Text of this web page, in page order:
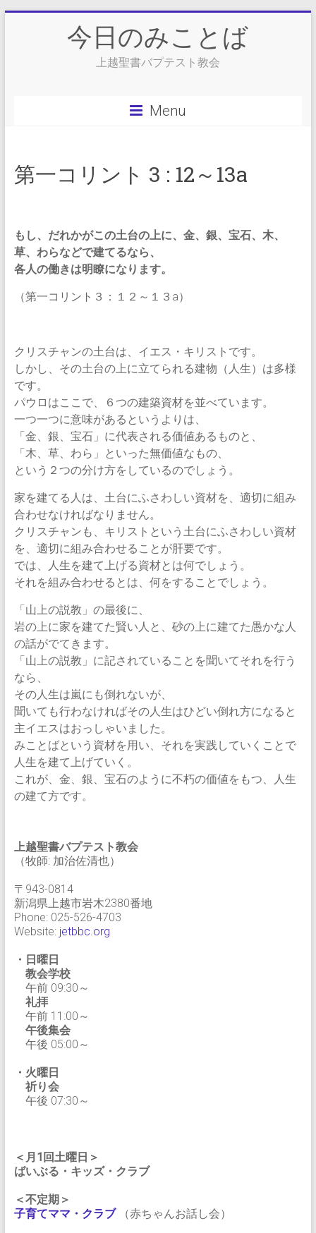
今日のみことば
上越聖書バプテスト教会
Menu
第一コリント 3 : 12～13a
もし、だれかがこの土台の上に、金、銀、宝石、木、
草、わらなどで建てるなら、
各人の働きは明瞭になります。
（第一コリント３：１２～１３a）
クリスチャンの土台は、イエス・キリストです。
しかし、その土台の上に立てられる建物（人生）は多様
です。
パウロはここで、６つの建築資材を並べています。
一つ一つに意味があるというよりは、
「金、銀、宝石」に代表される価値あるものと、
「木、草、わら」といった無価値なもの、
という２つの分け方をしているのでしょう。
家を建てる人は、土台にふさわしい資材を、適切に組み
合わせなければなりません。
クリスチャンも、キリストという土台にふさわしい資材
を、適切に組み合わせることが肝要です。
では、人生を建て上げる資材とは何でしょう。
それを組み合わせるとは、何をすることでしょう。
「山上の説教」の最後に、
岩の上に家を建てた賢い人と、砂の上に建てた愚かな人
の話がでてきます。
「山上の説教」に記されていることを聞いてそれを行う
なら、
その人生は嵐にも倒れないが、
聞いても行わなければその人生はひどい倒れ方になると
主イエスはおっしゃいました。
みことばという資材を用い、それを実践していくことで
人生を建て上げていく。
これが、金、銀、宝石のように不朽の価値をもつ、人生
の建て方です。
上越聖書バプテスト教会
（牧師: 加治佐清也）
〒943-0814
新潟県上越市岩木2380番地
Phone: 025-526-4703
Website: jetbbc.org
・日曜日
教会学校
午前 09:30～
礼拝
午前 11:00～
午後集会
午後 05:00～
・火曜日
祈り会
午後 07:30～
＜月1回土曜日＞
ばいぶる・キッズ・クラブ
＜不定期＞
子育てママ・クラブ（赤ちゃんお話し会）